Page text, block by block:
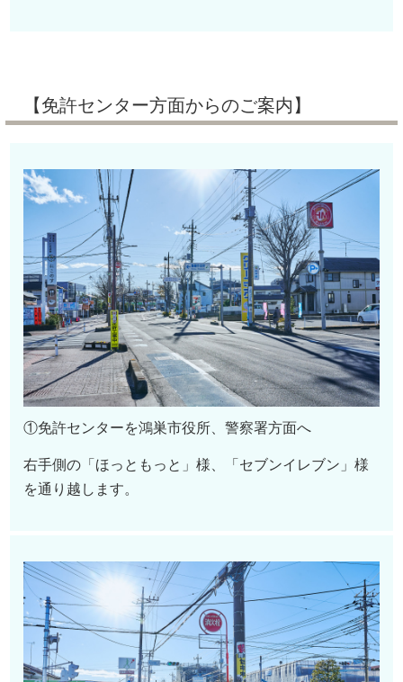
【免許センター方面からのご案内】
①免許センターを鴻巣市役所、警察署方面へ
右手側の「ほっともっと」様、「セブンイレブン」様
を通り越します。